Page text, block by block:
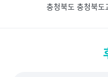
충청북도 충청북도